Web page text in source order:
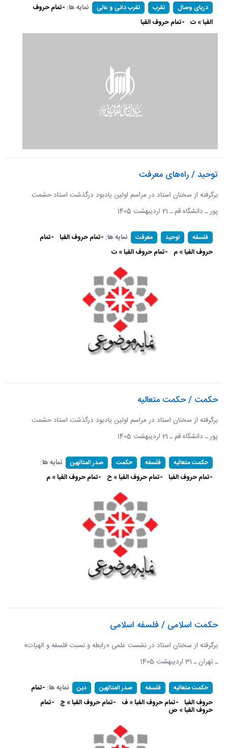
دریای وصال تقرب تقرب دانی و عالی نمایه ها: -تمام حروف
الفبا » ت -تمام حروف الفبا
توحید / راه‌های معرفت
برگرفته از سخنان استاد در مراسم اولین یادبود درگذشت استاد حشمت
پور ـ دانشگاه قم ـ 21 اردیبهشت 1405 ​​​​​​​
فلسفه توحید معرفت نمایه ها: -تمام حروف الفبا -تمام
حروف الفبا » م -تمام حروف الفبا » ت
حکمت / حکمت متعالیه
برگرفته از سخنان استاد در مراسم اولین یادبود درگذشت استاد حشمت
پور ـ دانشگاه قم ـ 21 اردیبهشت 1405 ​​​​​​​
حکمت متعالیه فلسفه حکمت صدر المتالهین
نمایه ها:
-تمام حروف الفبا -تمام حروف الفبا » ح -تمام حروف الفبا » م
حکمت اسلامی / فلسفه اسلامی
برگرفته از سخنان استاد در نشست علمی «رابطه و نسبت فلسفه و الهیات»
ـ تهران ـ 31 اردیبهشت 1405
حکمت متعالیه فلسفه صدر المتالهین دین نمایه ها: -تمام
حروف الفبا -تمام حروف الفبا » ف -تمام حروف الفبا » ج -تمام
حروف الفبا » ص